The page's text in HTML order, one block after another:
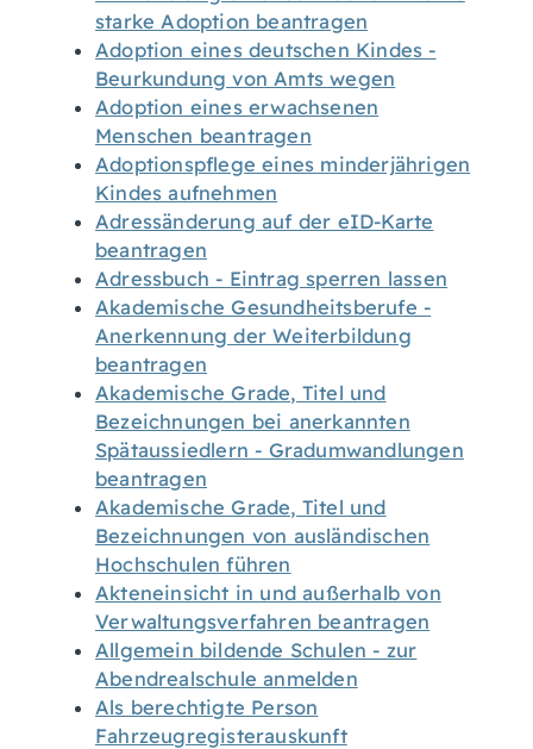
starke Adoption beantragen
Adoption eines deutschen Kindes -
Beurkundung von Amts wegen
Adoption eines erwachsenen
Menschen beantragen
Adoptionspflege eines minderjährigen
Kindes aufnehmen
Adressänderung auf der eID-Karte
beantragen
Adressbuch - Eintrag sperren lassen
Akademische Gesundheitsberufe -
Anerkennung der Weiterbildung
beantragen
Akademische Grade, Titel und
Bezeichnungen bei anerkannten
Spätaussiedlern - Gradumwandlungen
beantragen
Akademische Grade, Titel und
Bezeichnungen von ausländischen
Hochschulen führen
Akteneinsicht in und außerhalb von
Verwaltungsverfahren beantragen
Allgemein bildende Schulen - zur
Abendrealschule anmelden
Als berechtigte Person
Fahrzeugregisterauskunft